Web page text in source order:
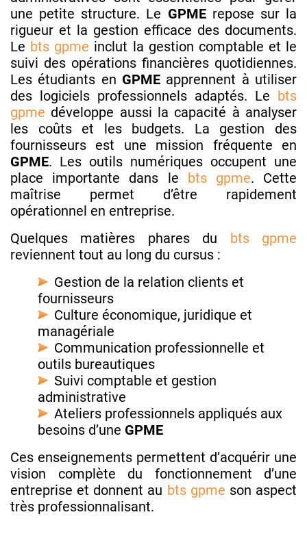
une petite structure. Le GPMErepose sur la
rigueur et la gestion efficace des documents.
Le bts gpme inclut la gestion comptable et le
suivi des opérations financières quotidiennes.
Les étudiants en GPME apprennent à utiliser
des logiciels professionnels adaptés. Le bts
gpme développe aussi la capacité à analyser
les coûts et les budgets. La gestion des
fournisseurs est une mission fréquente en
GPME. Les outils numériques occupent une
place importante dans le bts gpme. Cette
maîtrise permet d’être rapidement
opérationnel en entreprise.
Quelques matières phares du bts gpme
reviennent tout au long du cursus :
Gestion de la relation clients et
fournisseurs
Culture économique, juridique et
managériale
Communication professionnelle et
outils bureautiques
Suivi comptable et gestion
administrative
Ateliers professionnels appliqués aux
besoins d’une GPME
Ces enseignements permettent d’acquérir une
vision complète du fonctionnement d’une
entreprise et donnent au bts gpme son aspect
très professionnalisant.